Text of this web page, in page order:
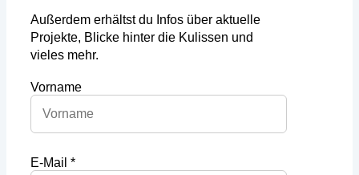
Außerdem erhältst du Infos über aktuelle
Projekte, Blicke hinter die Kulissen und
vieles mehr.
Vorname
E-Mail *